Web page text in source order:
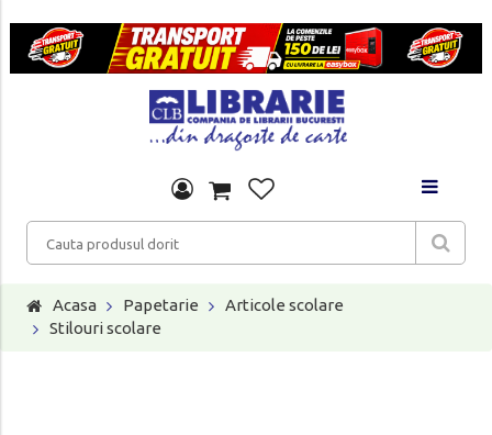
Acasa Papetarie
Articole scolare
Stilouri scolare